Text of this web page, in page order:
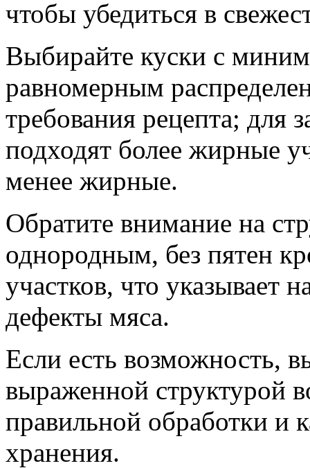
чтобы убедиться в
Выбирайте куски с
равномерным
требования рецепта; для
подходят более жирные
менее жирные.
Обратите внимание на
однородным, без пятен
участков, что указывает
дефекты мяса.
Если есть возможность,
выраженной структурой
правильной обработки и
хранения.